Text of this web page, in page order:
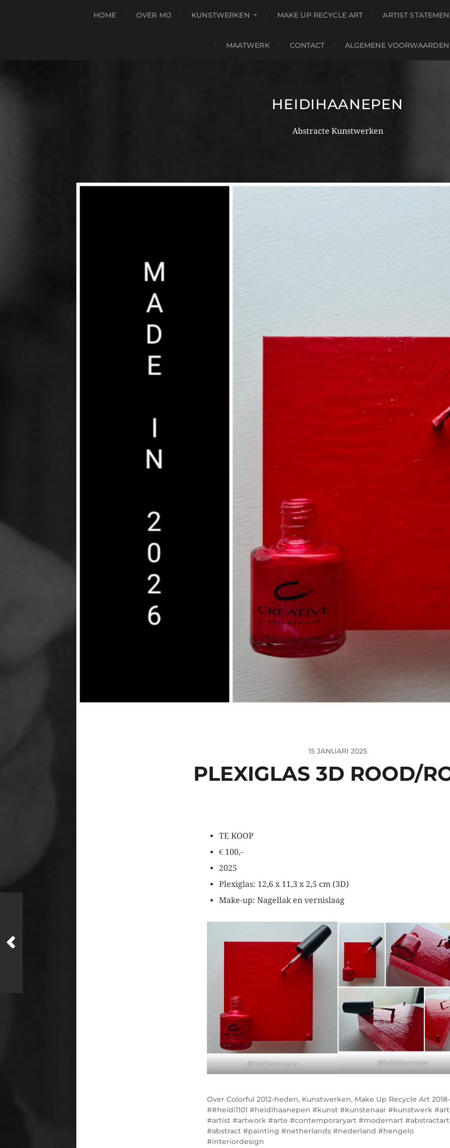
HOME OVER MIJ KUNSTWERKEN MAKE UP RECYCLE ART ARTIST
MAATWERK CONTACT ALGEMENE VOORWAARDEN
HEIDIHAANEPEN
Abstracte Kunstwerken
15 JANUARI 2025
PLEXIGLAS 3D ROOD/
TE KOOP
€ 100,-
2025
Plexiglas: 12,6 x 11,3 x 2,5 cm (3D)
Make-up: Nagellak en vernislaag
©heidihaanepen ©heidihaanepen
Over Colorful 2012-heden, Kunstwerken, Make Up Recycle Art
#heidi1101 #heidihaanepen #kunst #kunstenaar #kunstwerk #art
#artist #artwork #arte #contemporaryart #modernart #abstractart
#abstract #painting #netherlands #nederland #hengelo
#interiordesign